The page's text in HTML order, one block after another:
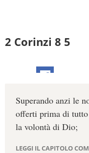
2 Corinzi 8 5
Superando anzi le
offerti prima di
la volontà di Dio;
LEGGI IL CAPITOLO